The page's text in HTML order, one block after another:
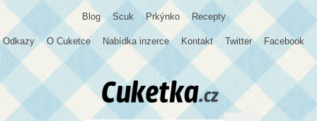
Blog Scuk Prkýnko Recepty
Odkazy O Cuketce Nabídka inzerce Kontakt Twitter Facebook